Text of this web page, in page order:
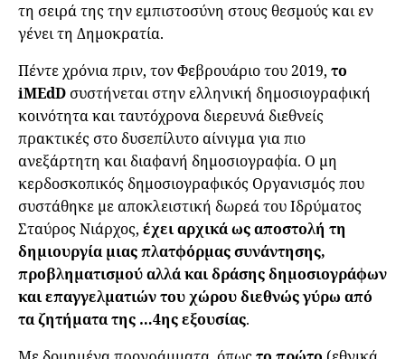
τη σειρά της την εμπιστοσύνη στους θεσμούς και εν
γένει τη Δημοκρατία.
Πέντε χρόνια πριν, τον Φεβρουάριο του 2019, το
iMEdD συστήνεται στην ελληνική δημοσιογραφική
κοινότητα και ταυτόχρονα διερευνά διεθνείς
πρακτικές στο δυσεπίλυτο αίνιγμα για πιο
ανεξάρτητη και διαφανή δημοσιογραφία. Ο μη
κερδοσκοπικός δημοσιογραφικός Οργανισμός που
συστάθηκε με αποκλειστική δωρεά του Ιδρύματος
Σταύρος Νιάρχος, έχει αρχικά ως αποστολή τη
δημιουργία μιας πλατφόρμας συνάντησης,
προβληματισμού αλλά και δράσης δημοσιογράφων
και επαγγελματιών του χώρου διεθνώς γύρω από
τα ζητήματα της …4ης εξουσίας.